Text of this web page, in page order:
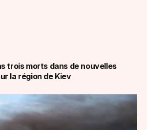
trois morts dans de nouvelles
la région de Kiev